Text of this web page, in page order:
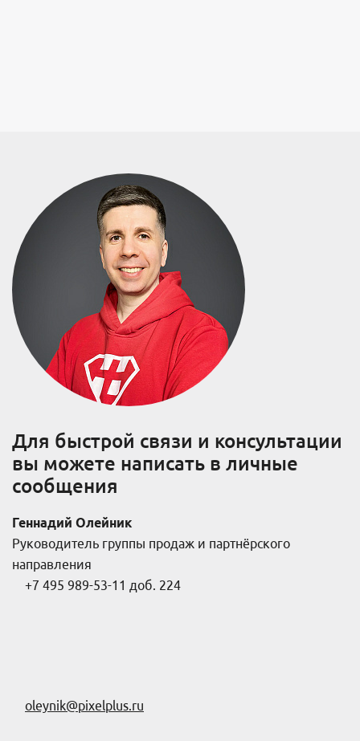
Для быстрой связи и консультации
вы можете написать в личные
сообщения
Геннадий Олейник
Руководитель группы продаж и партнёрского
направления
+7 495 989-53-11 доб. 224
oleynik@pixelplus.ru